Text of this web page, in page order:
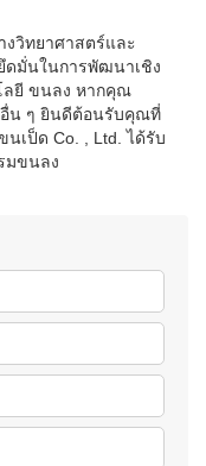
งวิทยาศาสตร์และ
ดมั่นในการพัฒนาเชิง
ลยี ขนลง หากคุณ
น ๆ ยินดีต้อนรับคุณที่
เป็ด Co. , Ltd. ได้รับ
มขนลง